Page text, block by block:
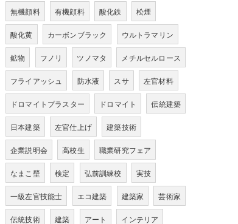
無機顔料 有機顔料 酸化鉄 松煙
酸化黄 カーボンブラック ウルトラマリン
鉱物 フノリ ツノマタ メチルセルロース
フライアッシュ 防水液 スサ 左官材料
ドロマイトプラスター ドロマイト 伝統建築
日本建築 左官仕上げ 建築技術
企業説明会 高校生 職業研究フェア
なまこ壁 検定 弘前訓練校 実技
一級左官技能士 エコ建築 建築家 芸術家
伝統技術 建築 アート インテリア